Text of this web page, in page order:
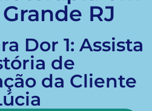
RJ
Dor 1: Assista
de
da Cliente